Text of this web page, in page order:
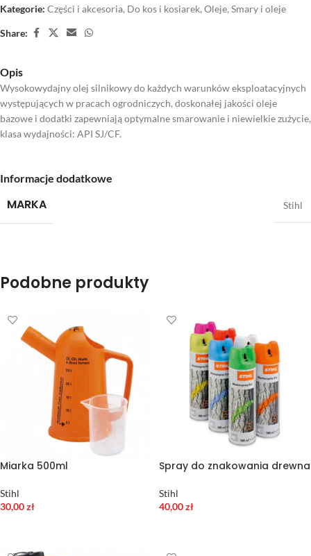
Kategorie: Części i akcesoria, Do kos i kosiarek, Oleje, Smary i oleje
Share:
Opis
Wysokowydajny olej silnikowy do każdych warunków eksploatacyjnych
występujących w pracach ogrodniczych, doskonałej jakości oleje
bazowe i dodatki zapewniają optymalne smarowanie i niewielkie zużycie,
klasa wydajności: API SJ/CF.
Informacje dodatkowe
MARKA Stihl
Podobne produkty
Miarka 500ml
Stihl
30,00zł
Spray do znakowania drewna
Stihl
40,00zł